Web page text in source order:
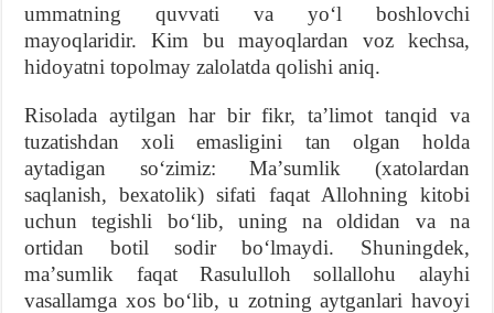
ummatning quvvati va yoʻl boshlovchi
mayoqlaridir. Kim bu mayoqlardan voz kechsa,
hidoyatni topolmay zalolatda qolishi aniq.
Risolada aytilgan har bir fikr, taʼlimot tanqid va
tuzatishdan xoli emasligini tan olgan holda
aytadigan soʻzimiz: Maʼsumlik (xatolardan
saqlanish, bexatolik) sifati faqat Allohning kitobi
uchun tegishli boʻlib, uning na oldidan va na
ortidan botil sodir boʻlmaydi. Shuningdek,
maʼsumlik faqat Rasululloh sollallohu alayhi
vasallamga xos boʻlib, u zotning aytganlari havoyi